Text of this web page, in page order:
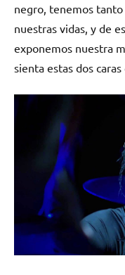
negro, tenemos tanto
nuestras vidas, y de
exponemos nuestra
sienta estas dos caras